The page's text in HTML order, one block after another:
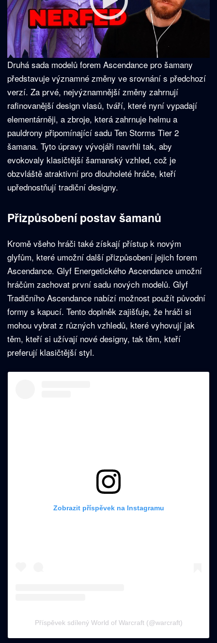
Druhá sada modelů forem Ascendance pro šamany
představuje významné změny ve srovnání s předchozí
verzí. Za prvé, nejvýznamnější změny zahrnují
rafinovanější design vlasů, tváří, které nyní vypadají
elementárněji, a zbroje, která zahrnuje helmu a
pauldrony připomínající sadu Ten Storms Tier 2
šamana. Tyto úpravy vývojáři navrhli tak, aby
evokovaly klasičtější šamanský vzhled, což je
obzvláště atraktivní pro dlouholeté hráče, kteří
upřednostňují tradiční designy.
Přizpůsobení postav šamanů
Kromě všeho hráči také získají přístup k novým
glyfům, které umožní další přizpůsobení jejich forem
Ascendance. Glyf Energetického Ascendance umožní
hráčům zachovat první sadu nových modelů. Glyf
Tradičního Ascendance nabízí možnost použít původní
formy s kapucí. Tento doplněk zajišťuje, že hráči si
mohou vybrat z různých vzhledů, které vyhovují jak
těm, kteří si užívají nové designy, tak těm, kteří
preferují klasičtější styl.
Zobrazit příspěvek na Instagramu
Příspěvek sdílený World of Warcraft (@warcraft)